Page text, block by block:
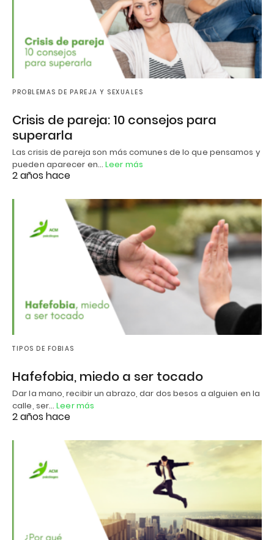
PROBLEMAS DE PAREJA Y SEXUALES
Crisis de pareja: 10 consejos para
superarla
Las crisis de pareja son más comunes de lo que pensamos y
pueden aparecer en… Leer más
2 años hace
TIPOS DE FOBIAS
Hafefobia, miedo a ser tocado
Dar la mano, recibir un abrazo, dar dos besos a alguien en la
calle, ser…Leer más
2 años hace